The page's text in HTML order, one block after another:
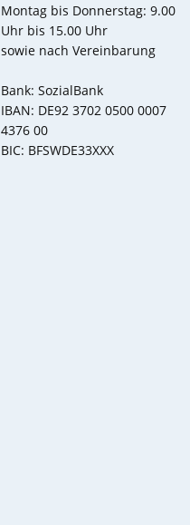
Montag bis Donnerstag: 9.00
Uhr bis 15.00 Uhr
sowie nach Vereinbarung
Bank: SozialBank
IBAN: DE92 3702 0500 0007
4376 00
BIC: BFSWDE33XXX